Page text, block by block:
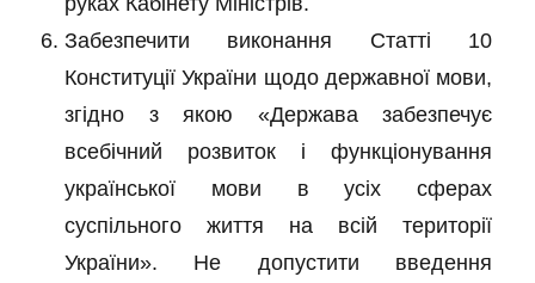
Забезпечити виконання Статті 10
Конституції України щодо державної мови,
згідно з якою «Держава забезпечує
всебічний розвиток і функціонування
української мови в усіх сферах
суспільного життя на всій території
України». Не допустити введення